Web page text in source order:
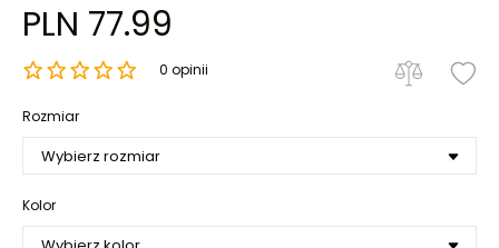
PLN 77.99
0 opinii
Rozmiar
Kolor